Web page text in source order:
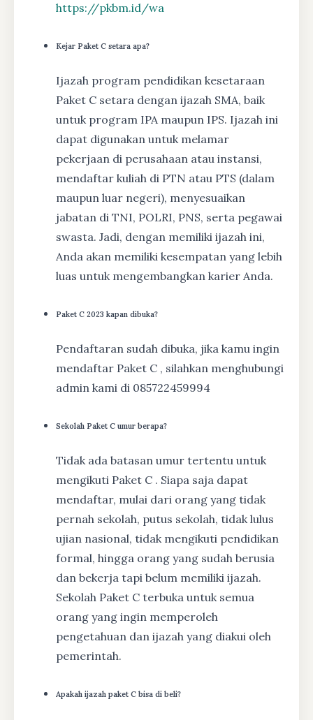
https://pkbm.id/wa
Kejar Paket C setara apa?
Ijazah program pendidikan kesetaraan
Paket C setara dengan ijazah SMA, baik
untuk program IPA maupun IPS. Ijazah ini
dapat digunakan untuk melamar
pekerjaan di perusahaan atau instansi,
mendaftar kuliah di PTN atau PTS (dalam
maupun luar negeri), menyesuaikan
jabatan di TNI, POLRI, PNS, serta pegawai
swasta. Jadi, dengan memiliki ijazah ini,
Anda akan memiliki kesempatan yang lebih
luas untuk mengembangkan karier Anda.
Paket C 2023 kapan dibuka?
Pendaftaran sudah dibuka, jika kamu ingin
mendaftar Paket C , silahkan menghubungi
admin kami di 085722459994
Sekolah Paket C umur berapa?
Tidak ada batasan umur tertentu untuk
mengikuti Paket C . Siapa saja dapat
mendaftar, mulai dari orang yang tidak
pernah sekolah, putus sekolah, tidak lulus
ujian nasional, tidak mengikuti pendidikan
formal, hingga orang yang sudah berusia
dan bekerja tapi belum memiliki ijazah.
Sekolah Paket C terbuka untuk semua
orang yang ingin memperoleh
pengetahuan dan ijazah yang diakui oleh
pemerintah.
Apakah ijazah paket C bisa di beli?